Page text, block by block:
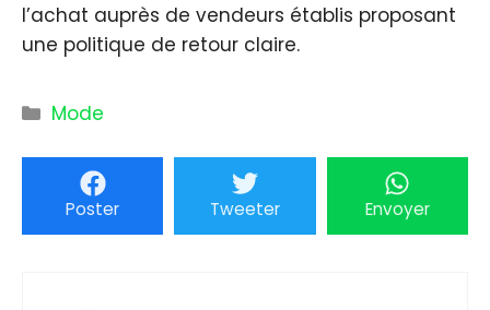
l’achat auprès de vendeurs établis proposant
une politique de retour claire.
Catégories
Mode
Poster Tweeter Envoyer